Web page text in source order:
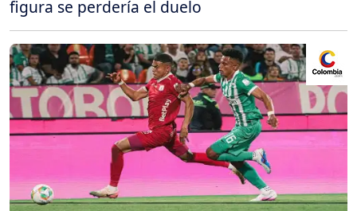
figura se perdería el duelo